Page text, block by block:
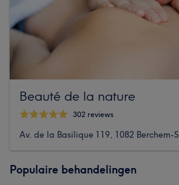
Beauté de la nature
302 reviews
Av. de la Basilique 119, 1082 Berchem-
Populaire behandelingen